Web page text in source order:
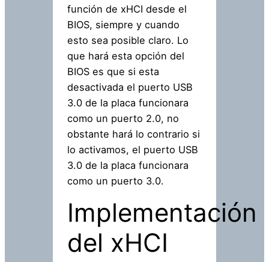
función de xHCI desde el
BIOS, siempre y cuando
esto sea posible claro. Lo
que hará esta opción del
BIOS es que si esta
desactivada el puerto USB
3.0 de la placa funcionara
como un puerto 2.0, no
obstante hará lo contrario si
lo activamos, el puerto USB
3.0 de la placa funcionara
como un puerto 3.0.
Implementación
del xHCI